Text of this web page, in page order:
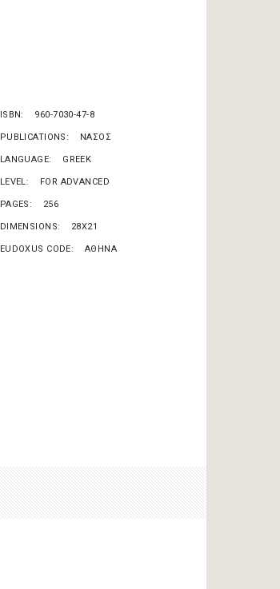
ISBN 960-7030-47-8
PUBLICATIONS ΝΑΣΟΣ
LANGUAGE GREEK
LEVEL FOR ADVANCED
PAGES 256
DIMENSIONS 28X21
EUDOXUS CODE ΑΘΗΝΑ